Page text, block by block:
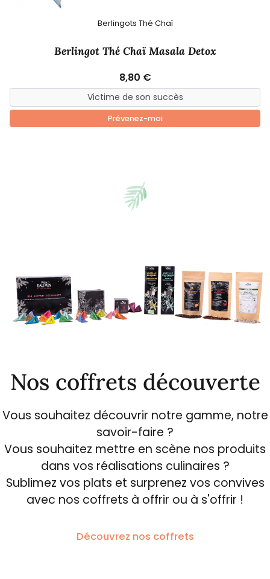
Berlingots Thé Chaï
Berlingot Thé Chaï Masala Detox
8,80 €
Prévenez-moi
Nos coffrets découverte
Vous souhaitez découvrir notre gamme, notre
savoir-faire ?
Vous souhaitez mettre en scène nos produits
dans vos réalisations culinaires ?
Sublimez vos plats et surprenez vos convives
avec nos coffrets à offrir ou à s'offrir !
Découvrez nos coffrets